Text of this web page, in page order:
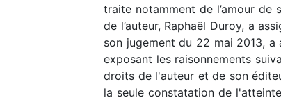
traite notamment de l’amour de
de l’auteur, Raphaël Duroy, a
son jugement du 22 mai 2013,
exposant les raisonnements
droits de l'auteur et de son
la seule constatation de